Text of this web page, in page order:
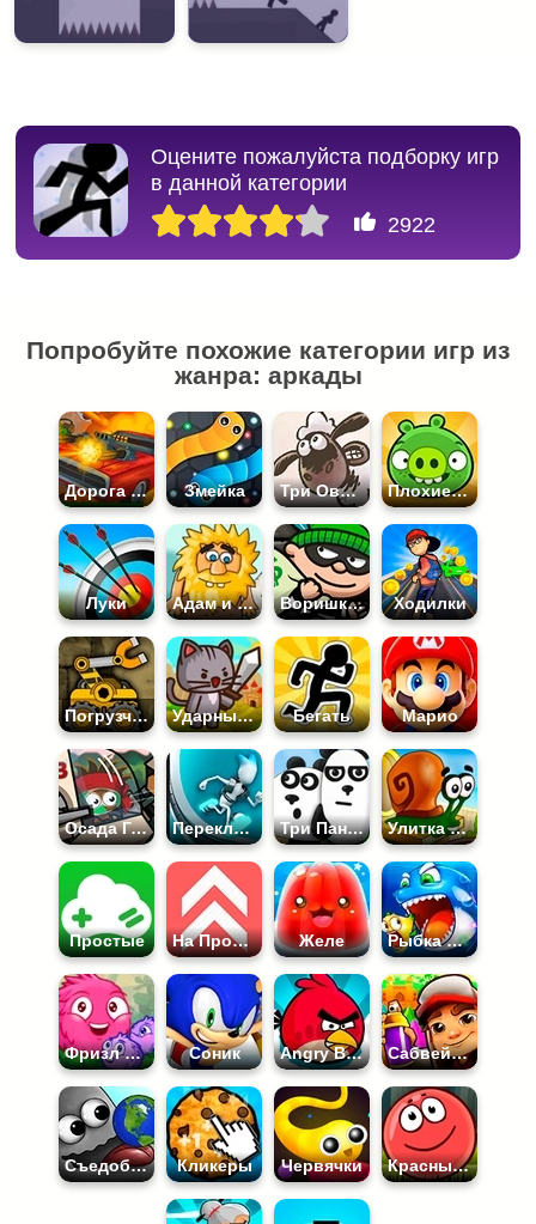
Оцените пожалуйста подборку игр
в данной категории
2922
Попробуйте похожие категории игр из
жанра: аркады
Дорога Ярости Змейка Три Овечки Идут Домой Плохие свиньи
Луки Адам и Ева Воришка Боб Ходилки
Погрузчик Ударный Отряд Котят Бегать Марио
Осада Города Переключай Три Панды Улитка Боб
Простые На Прокачку Желе Рыбка Ест Рыбку
Фризл Фраз Соник Angry Birds Сабвей Серф
Съедобная Планета Кликеры Червячки Красный Шар